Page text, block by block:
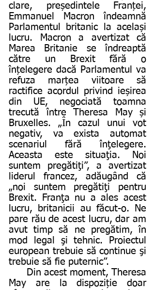
clare, președintele Franței,
Emmanuel Macron îndeamnă
Parlamentul britanic la același
lucru. Macron a avertizat că
Marea Britanie se îndreaptă
către un Brexit fără o
înțelegere dacă Parlamentul va
refuza marțea viitoare să
ractifice acordul privind ieșirea
din UE, negociată toamna
trecută între Theresa May și
Bruxelles. „În cazul unui vot
negativ, va exista automat
scenariul fără înţelegere.
Aceasta este situaţia. Noi
suntem pregătiţi”, a avertizat
liderul francez, adăugând că
„noi suntem pregătiţi pentru
Brexit. Franţa nu a ales acest
lucru, britanicii au făcut-o. Ne
pare rău de acest lucru, dar am
avut timp să ne pregătim, în
mod legal şi tehnic. Proiectul
european trebuie să continue şi
trebuie să fie puternic”.
May are la dispoziție doar